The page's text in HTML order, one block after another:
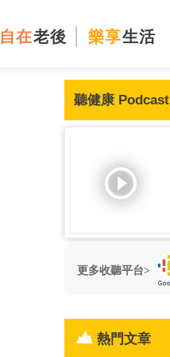
自在老後 樂享生活
聽健康 Podcast
更多收聽平台>
熱門文章